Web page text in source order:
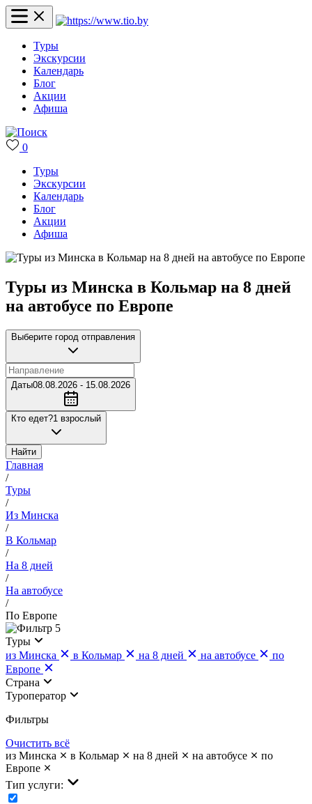
Туры
Экскурсии
Календарь
Блог
Акции
Афиша
0
Туры
Экскурсии
Календарь
Блог
Акции
Афиша
Туры из Минска в Кольмар на 8 дней
на автобусе по Европе
Выберите город отправления
Даты08.08.2026 - 15.08.2026
Кто едет?1 взрослый
Найти
Главная
/
Туры
/
Из Минска
/
В Кольмар
/
На 8 дней
/
На автобусе
/
По Европе
5
Туры
из Минска
в Кольмар на 8 дней на автобусе
по
Европе
Страна
Туроператор
Фильтры
Очистить всё
из Минска
в Кольмар на 8 дней на автобусе
по
Европе
Тип услуги: